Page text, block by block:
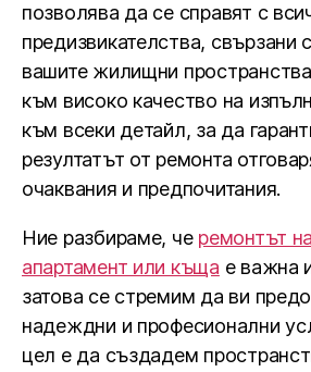
позволява да се справят с
предизвикателства, свързани
вашите жилищни
към високо качество на
към всеки детайл, за да
резултатът от ремонта
очаквания и предпочитания.
Ние разбираме, че ремонтът
апартамент или къща е важна
затова се стремим да ви
надеждни и професионални
цел е да създадем